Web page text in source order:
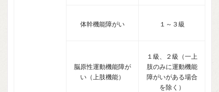
体幹機能障がい １～３級
脳原性運動機能障が
い（上肢機能）
１級、２級（一上
肢のみに運動機能
障がいがある場合
を除く）